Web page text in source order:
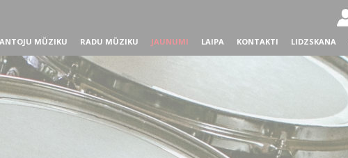
MŪZIKU RADU MŪZIKU JAUNUMI LAIPA KONTAKTI LIDZSKANA